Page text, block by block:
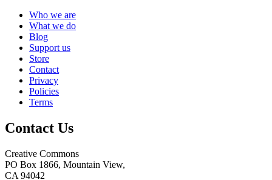
Who we are
What we do
Blog
Support us
Store
Contact
Privacy
Policies
Terms
Contact Us
Creative Commons
PO Box 1866, Mountain View,
CA 94042